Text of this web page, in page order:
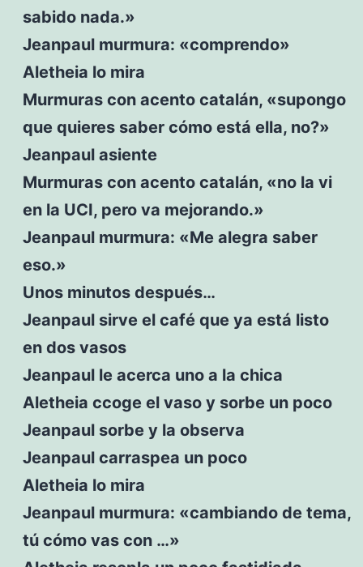
sabido nada.»
Jeanpaul murmura: «comprendo»
Aletheia lo mira
Murmuras con acento catalán, «supongo
que quieres saber cómo está ella, no?»
Jeanpaul asiente
Murmuras con acento catalán, «no la vi
en la UCI, pero va mejorando.»
Jeanpaul murmura: «Me alegra saber
eso.»
Unos minutos después…
Jeanpaul sirve el café que ya está listo
en dos vasos
Jeanpaul le acerca uno a la chica
Aletheia ccoge el vaso y sorbe un poco
Jeanpaul sorbe y la observa
Jeanpaul carraspea un poco
Aletheia lo mira
Jeanpaul murmura: «cambiando de tema,
tú cómo vas con …»